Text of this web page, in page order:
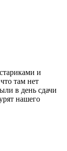
и
там нет
в день сдачи
нашего